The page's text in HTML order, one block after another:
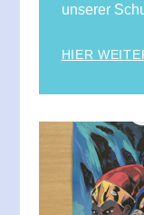
unserer
HIER